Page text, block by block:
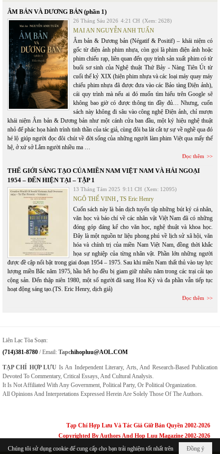
ÂM BẢN VÀ DƯƠNG BẢN (phần 1)
26 Tháng Sáu 2026 4:21 CH (Xem: 2628)
MAI AN NGUYỄN ANH TUẤN
Âm bản & Dương bản (Négatif & Positif) – khái niệm có
gốc từ điện ảnh phim nhựa, còn gọi là phim điện ảnh hoặc
phim chiếu rạp, liên quan đến quy trình sản xuất phim có từ
buổi sơ sinh của Nghệ thuật Thứ Bảy - Nàng Tiên Út từ
cuối thế kỷ XIX (hiện phim nhựa và các loại máy quay máy
chiếu phim nhựa đã được đưa vào các Bảo tàng Điện ảnh),
cái quy trình mà nếu ai đó muốn tìm hiểu trên Google sẽ
không bao giờ có được thông tin đầy đủ… Nhưng, cuốn
sách này không đi sâu vào công nghệ Điện ảnh, chỉ mượn
khái niệm Âm bản & Dương bản như một cánh cửa ban đầu, một ký hiệu nghệ thuật
nhỏ để phác họa hành trình tinh thần của tác giả, cùng đôi ba lát cắt tự sự về nghề qua đó
hé lộ giúp người đọc đôi chút về đời sống của những người làm phim Việt qua mấy thế
hệ, ở xứ sở Lắm người nhiều ma …
Đọc thêm
THẾ GIỚI SÁNG TẠO CỦA MIỀN NAM VIỆT NAM VÀ HẢI NGOẠI
1954 – ĐẾN HIỆN TẠI – TẬP 1
13 Tháng Tám 2025 9:11 CH (Xem: 12095)
NGÔ THẾ VINH, TS Eric Henry
Cuốn sách này là bản dịch tuyển tập những bút ký cá nhân,
văn học và báo chí về các nhân vật Việt Nam đã có những
đóng góp đáng kể cho văn học, nghệ thuật và khoa học.
Đây là một nguồn tư liệu phong phú về lịch sử xã hội, văn
hóa và chính trị của miền Nam Việt Nam, đồng thời khắc
họa sự nghiệp của từng nhân vật. Phần lớn những người
được đề cập nổi bật trong giai đoạn 1954 – 1975. Sau khi miền Nam thất thủ vào tay lực
lượng miền Bắc năm 1975, hầu hết họ đều bị giam giữ nhiều năm trong các trại cải tạo
cộng sản. Đến thập niên 1980, một số người đã sang Hoa Kỳ và đa phần vẫn tiếp tục
hoạt động sáng tạo.(TS. Eric Henry, dịch giả)
Đọc thêm
Liên Lạc Tòa Soạn:
(714)381-8780 / Email: TapcHihopluu@AOL.COM
TẠP CHÍ HỢP LƯU Is An Independent Literary, Arts, And Research-Based Publication
Devoted To Commentary, Critical Essays, And Cultural Analysis.
It Is Not Affiliated With Any Government, Political Party, Or Political Organization.
All Opinions And Interpretations Expressed Herein Are Solely Those Of The Authors.
Tạp Chí Hợp Lưu Và Tác Giả Giữ Bản Quyền 2002-2026
Copyrighted By Authors And Hop Luu Magazine 2002-2026
Đồng ý
Chúng tôi sử dụng cookie để cung cấp cho bạn trải nghiệm tốt nhất trên